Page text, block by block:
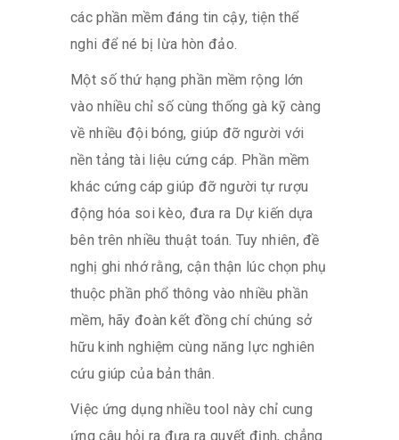
các phần mềm đáng tin cậy, tiện thể
nghi để né bị lừa hòn đảo.
Một số thứ hạng phần mềm rộng lớn
vào nhiều chỉ số cùng thống gà kỹ càng
về nhiều đội bóng, giúp đỡ người với
nền tảng tài liệu cứng cáp. Phần mềm
khác cứng cáp giúp đỡ người tự rượu
động hóa soi kèo, đưa ra Dự kiến dựa
bên trên nhiều thuật toán. Tuy nhiên, đề
nghị ghi nhớ rằng, cận thận lúc chọn phụ
thuộc phần phổ thông vào nhiều phần
mềm, hãy đoàn kết đồng chí chúng sở
hữu kinh nghiệm cùng năng lực nghiên
cứu giúp của bản thân.
Việc ứng dụng nhiều tool này chỉ cung
ứng câu hỏi ra đưa ra quyết định, chẳng